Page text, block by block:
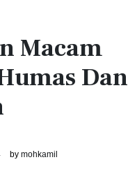
Macam
Dan
by mohkamil